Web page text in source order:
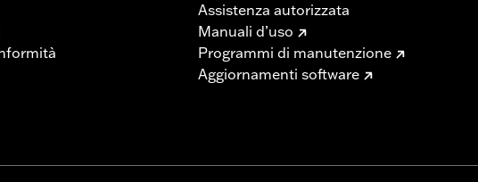
Assistenza autorizzata
Manuali d’uso
Programmi di manutenzione
Aggiornamenti software